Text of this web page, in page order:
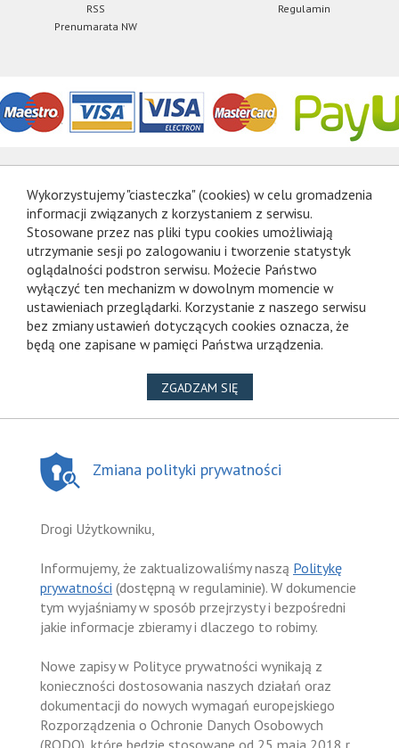
RSS
Regulamin
Prenumarata NW
Wykorzystujemy "ciasteczka" (cookies) w celu gromadzenia
informacji związanych z korzystaniem z serwisu.
Stosowane przez nas pliki typu cookies umożliwiają
utrzymanie sesji po zalogowaniu i tworzenie statystyk
oglądalności podstron serwisu. Możecie Państwo
wyłączyć ten mechanizm w dowolnym momencie w
ustawieniach przeglądarki. Korzystanie z naszego serwisu
bez zmiany ustawień dotyczących cookies oznacza, że
będą one zapisane w pamięci Państwa urządzenia.
ZGADZAM SIĘNA WYKORZYSTANIE PLIKÓW
Zmiana polityki prywatności
Drogi Użytkowniku,
Informujemy, że zaktualizowaliśmy naszą Politykę
prywatności (dostępną w regulaminie). W dokumencie
tym wyjaśniamy w sposób przejrzysty i bezpośredni
jakie informacje zbieramy i dlaczego to robimy.
Nowe zapisy w Polityce prywatności wynikają z
konieczności dostosowania naszych działań oraz
dokumentacji do nowych wymagań europejskiego
Rozporządzenia o Ochronie Danych Osobowych
(RODO), które będzie stosowane od 25 maja 2018 r.